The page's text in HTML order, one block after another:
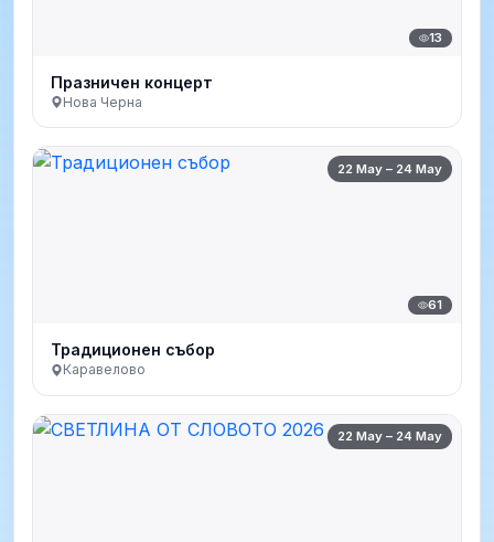
13
Празничен концерт
Нова Черна
22 May – 24 May
61
Традиционен събор
Каравелово
22 May – 24 May